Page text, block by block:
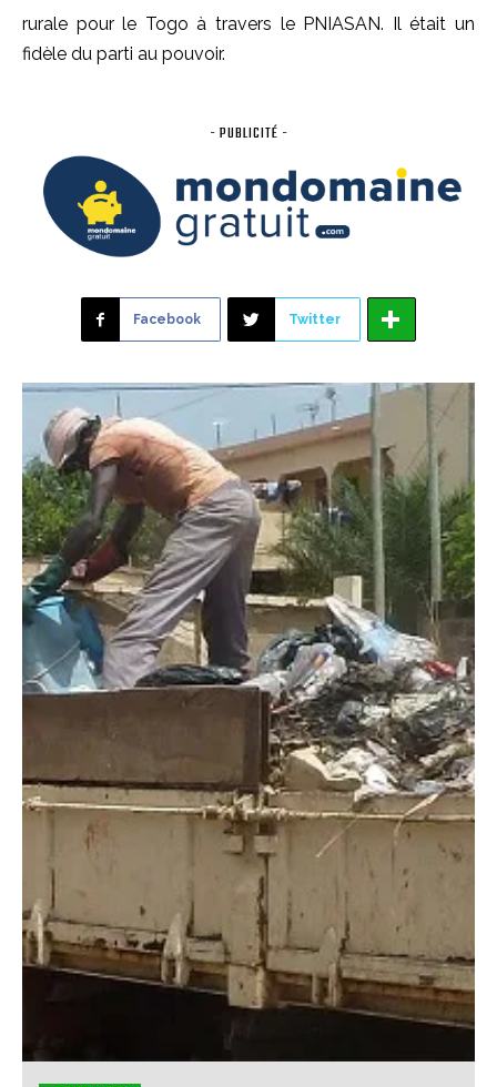
rurale pour le Togo à travers le PNIASAN. Il était un
fidèle du parti au pouvoir.
- PUBLICITÉ -
Facebook Twitter